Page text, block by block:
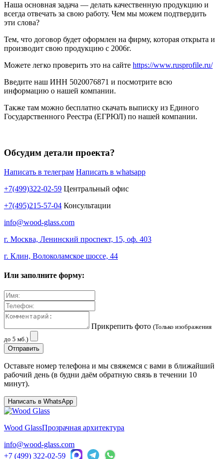
Наша основная задача — делать качественную продукцию и
всегда отвечать за свою работу. Чем мы можем подтвердить
эти слова?
Тем, что договор будет оформлен на фирму, которая открыта и
производит свою продукцию с 2006г.
Можете легко проверить это на сайте https://www.rusprofile.ru/
Введите наш ИНН 5020076871 и посмотрите всю
информацию о нашей компании.
Также там можно бесплатно скачать выписку из Единого
Государственного Реестра (ЕГРЮЛ) по нашей компании.
Обсудим детали проекта?
Написать в телеграм Написать в whatsapp
+7(499)322-02-59 Центральный офис
+7(495)215-57-04 Консультации
info@wood-glass.com
г. Москва, Ленинский проспект, 15, оф. 403
г. Клин, Волоколамское шоссе, 44
Или заполните форму:
Прикрепить фото (Только изображения
до 5 мб.)
Оставьте номер телефона и мы свяжемся с вами в ближайший
рабочий день (в будни даём обратную связь в течении 10
минут).
Написать в WhatsApp
Wood GlassПрозрачная архитектура
info@wood-glass.com
+7 (499) 322-02-59